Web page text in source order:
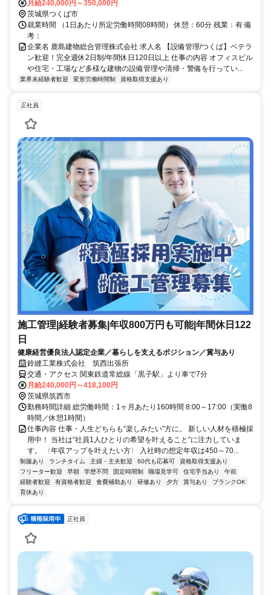
■電気・衛生・空調・防災設備の日常点検や定期点検
月給240,000円～350,000円
茨城県つくば市
就業時間 （1日あたり所定労働時間08時間） 休憩：60分 残業：有 備
考：
企業名 鹿島建物総合管理株式会社 求人名 【設備管理/つくば】ベテラ
ン歓迎！完全週休2日制/年間休日120日以上 仕事の内容 オフィスビル
や住宅・工場など多様な建物の設備管理や清掃・警備を行ってい...
業界未経験者歓迎 変形労働時間制 資格取得支援あり
正社員
施工管理|経験者募集|年収800万円も可能|年間休日122
日
健康経営優良法人認定企業／暮らしを支えるポジション／賞与あり
鈴縫工業株式会社 筑西出張所
交通・アクセス 関東鉄道常総線「黒子駅」より車で7分
月給240,000円～418,100円
茨城県筑西市
勤務時間詳細 総労働時間：1ヶ月あたり160時間 8:00～17:00（実働8
時間／休憩1時間）
仕事内容 仕事・人生どちらも“楽しみたい”方に。 新しい人材を積極採
用中！ 当社は“社員1人ひとりの希望を叶えること”に注力していま
す。 〈年収アップを叶えたい方〉 入社時の想定年収は450～70...
制服あり ランチタイム 主婦・主夫歓迎 60代も応募可
資格取得支援あり
フリーター歓迎
早朝 学歴不問 固定時間制 職場見学可 住宅手当あり
午前
経験者歓迎
有資格者歓迎 食費補助あり 研修あり 夕方 賞与あり
ブランクOK
育休あり
正社員